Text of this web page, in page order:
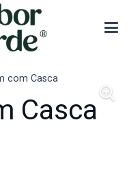
com Casca
Casca